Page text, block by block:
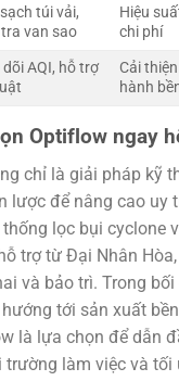
túi vải,
tra van sao
Hiệu
chi phí
dõi AQI, hỗ trợ
Cải
hành
Optiflow ngay
chỉ là giải pháp kỹ
lược để nâng cao uy
lọc bụi cyclone
trợ từ Đại Nhân
và bảo trì. Trong
tới sản xuất
là lựa chọn để dẫn
trường làm việc và tối